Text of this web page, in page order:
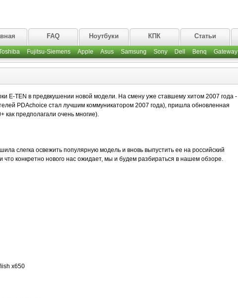
FAQ Ноутбуки КПК Статьи
Fujitsu-Siemens Apple Asus Samsung Sony Dell Benq Gateway
E-TEN в предвкушении новой модели. На смену уже ставшему хитом 2007 года -
PDAchoice стал лучшим коммуникатором 2007 года), пришла обновленная
как предполагали очень многие).
слегка освежить популярную модель и вновь выпустить ее на российский
что конкретно нового нас ожидает, мы и будем разбираться в нашем обзоре.
x650